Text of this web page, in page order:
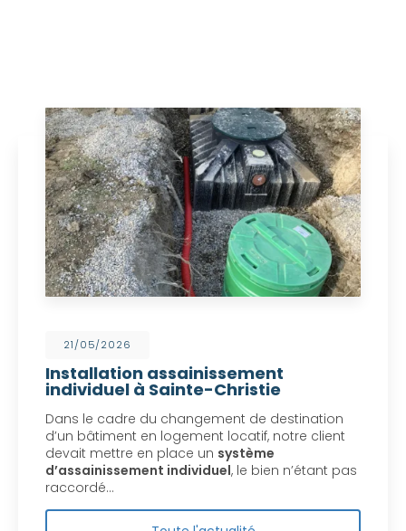
21/05/2026
Installation assainissement
individuel à Sainte-Christie
Dans le cadre du changement de destination
d’un bâtiment en logement locatif, notre client
devait mettre en place un système
d’assainissement individuel, le bien n’étant pas
raccordé…